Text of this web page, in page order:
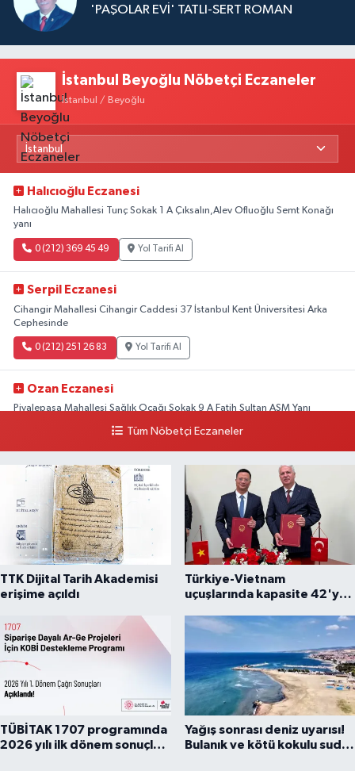
'PAŞOLAR EVİ' TATLI-SERT ROMAN
İstanbul Beyoğlu Nöbetçi Eczaneler
İstanbul / Beyoğlu
Halıcıoğlu Eczanesi
Halıcıoğlu Mahallesi Tunç Sokak 1 A Çıksalın,Alev Ofluoğlu Semt Konağı
yanı
0 (212) 369 45 49 Yol Tarifi Al
Serpil Eczanesi
Cihangir Mahallesi Cihangir Caddesi 37 İstanbul Kent Üniversitesi Arka
Cephesinde
0 (212) 251 26 83 Yol Tarifi Al
Ozan Eczanesi
Piyalepaşa Mahallesi Sağlık Ocağı Sokak 9 A Fatih Sultan ASM Yanı
Yol Tarifi Al
Tüm Nöbetçi Eczaneler
TTK Dijital Tarih Akademisi
erişime açıldı
Türkiye-Vietnam
uçuşlarında kapasite 42'ye
TÜBİTAK 1707 programında
2026 yılı ilk dönem sonuçları
Yağış sonrası deniz uyarısı!
Bulanık ve kötü kokulu suda